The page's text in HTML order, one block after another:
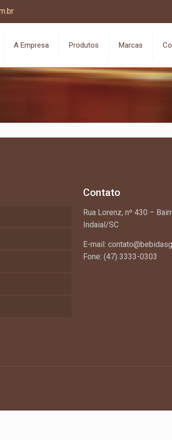
A Empresa Produtos Marcas
Contato
Rua Lorenz, nº 430 –
Indaial/SC
E-mail:
Fone: (47) 3333-0303